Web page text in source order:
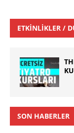
ETKINLIKLER /
SON HABERLER